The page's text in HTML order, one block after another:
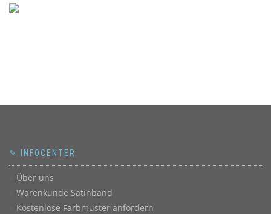
✎ INFOCENTER
Über uns
Warenkunde Satinband
Kostenlose Farbmuster anfordern